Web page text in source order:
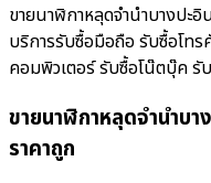
ขายนาฬิกาหลุดจำนำบางปะ
บริการรับซื้อมือถือ รับซื้อโท
คอมพิวเตอร์ รับซื้อโน๊ตบุ๊ค รั
ขายนาฬิกาหลุดจำนำบา
ราคาถูก